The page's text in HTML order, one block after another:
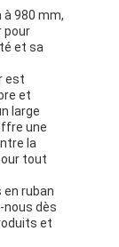
à 980 mm,
pour
et sa
est
et
large
une
la
tout
ruban
dès
et